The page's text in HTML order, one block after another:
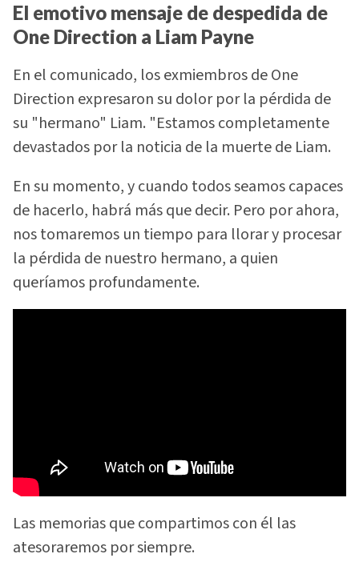
El emotivo mensaje de despedida de
One Direction a Liam Payne
En el comunicado, los exmiembros de One
Direction expresaron su dolor por la pérdida de
su "hermano" Liam. "Estamos completamente
devastados por la noticia de la muerte de Liam.
En su momento, y cuando todos seamos capaces
de hacerlo, habrá más que decir. Pero por ahora,
nos tomaremos un tiempo para llorar y procesar
la pérdida de nuestro hermano, a quien
queríamos profundamente.
Las memorias que compartimos con él las
atesoraremos por siempre.